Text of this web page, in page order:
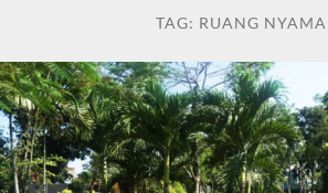
TAG: RUANG